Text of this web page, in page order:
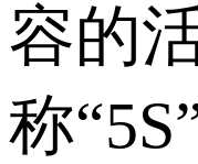
容的
称